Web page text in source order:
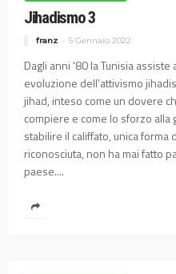
Jihadismo 3
franz 5 Gennaio 2022
Dagli anni '80 la Tunisia
evoluzione dell’attivismo
jihad, inteso come un dovere
compiere e come lo sforzo alla
stabilire il califfato, unica forma
riconosciuta, non ha mai fatto
paese....